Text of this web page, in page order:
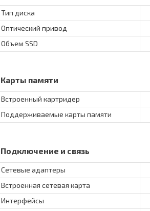
Тип диска
Оптический привод
Объем SSD
Карты памяти
Встроенный картридер
Поддерживаемые карты памяти
Подключение и связь
Сетевые адаптеры
Встроенная сетевая карта
Интерфейсы